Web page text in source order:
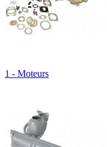
1 - Moteurs